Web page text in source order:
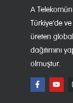
A
Türkiye’de
üreten
dağıtımını
olmuştur.